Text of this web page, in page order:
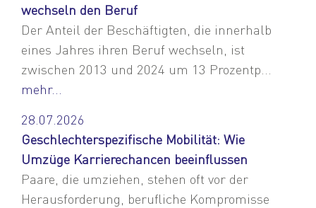
wechseln den Beruf
Der Anteil der Beschäftigten, die innerhalb
eines Jahres ihren Beruf wechseln, ist
zwischen 2013 und 2024 um 13 Prozentp...
mehr...
28.07.2026
Geschlechterspezifische Mobilität: Wie
Umzüge Karrierechancen beeinflussen
Paare, die umziehen, stehen oft vor der
Herausforderung, berufliche Kompromisse